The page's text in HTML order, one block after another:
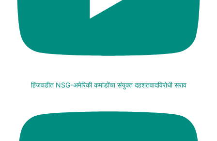
हिंजवडीत NSG-अमेरिकी कमांडोंचा संयुक्त दहशतवादविरोधी सराव